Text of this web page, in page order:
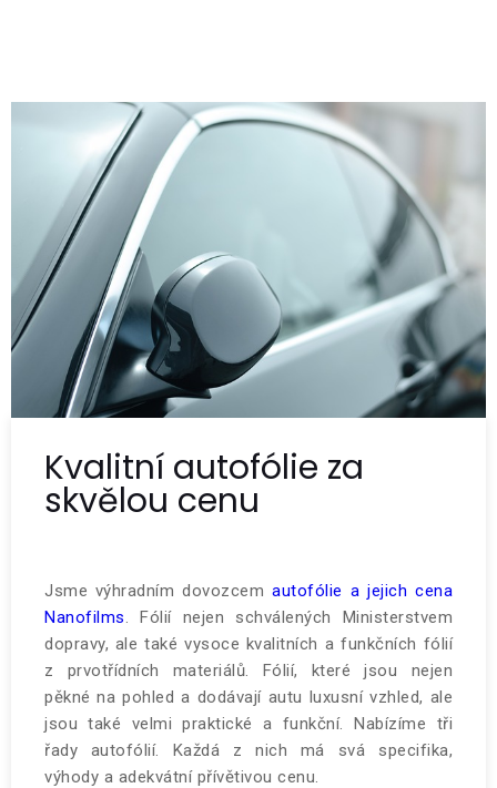
Kvalitní autofólie za
skvělou cenu
Jsme výhradním dovozcemautofólie a jejich cena
Nanofilms. Fólií nejen schválených Ministerstvem
dopravy, ale také vysoce kvalitních a funkčních fólií
z prvotřídních materiálů. Fólií, které jsou nejen
pěkné na pohled a dodávají autu luxusní vzhled, ale
jsou také velmi praktické a funkční. Nabízíme tři
řady autofólií. Každá z nich má svá specifika,
výhody a adekvátní přívětivou cenu.